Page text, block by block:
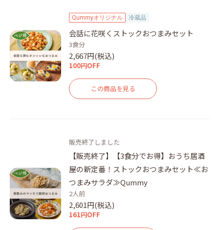
Qummyオリジナル 冷蔵品
会話に花咲くストックおつまみセット
3食分
2,667円(税込)
100円OFF
この商品を見る
販売終了しました
【販売終了】【3食分でお得】おうち居酒
屋の新定番！ストックおつまみセット≪お
つまみサラダ≫Qummy
2人前
2,601円(税込)
161円OFF